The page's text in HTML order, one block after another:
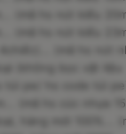
(mã hs nút kiểu
(mã hs nút kiểu
(mã hs nút
túi pe/ hs code túi
(mã hs cúc nhựa
hàng mới